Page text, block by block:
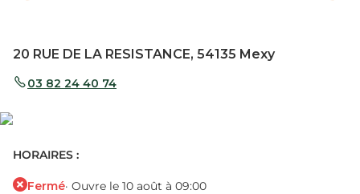
20 RUE DE LA RESISTANCE, 54135 Mexy
03 82 24 40 74
HORAIRES :
Fermé· Ouvre le 10 août à 09:00